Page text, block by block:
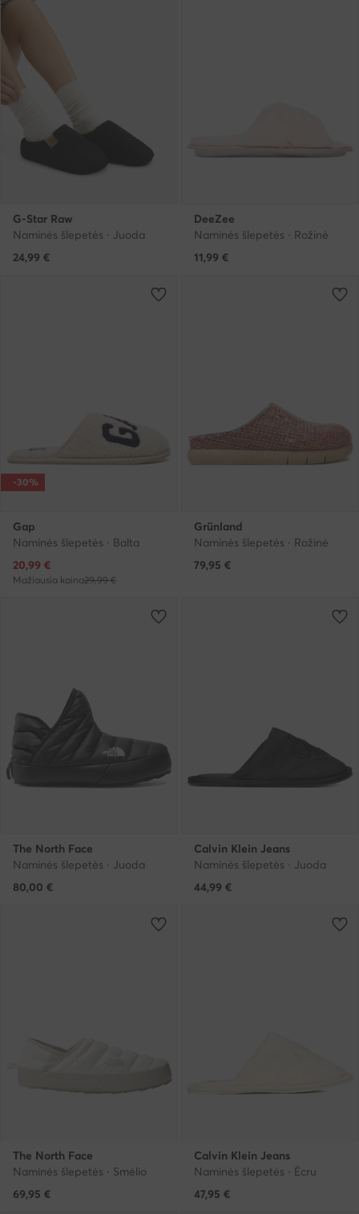
G-Star Raw
Naminės šlepetės · Juoda
24,99 €
DeeZee
Naminės šlepetės · Rožinė
11,99 €
-30%
Gap
Naminės šlepetės · Balta
Dabartinė kaina
20,99 €
Mažiausia kaina29,99 €
Grünland
Naminės šlepetės · Rožinė
79,95 €
The North Face
Naminės šlepetės · Juoda
80,00 €
Calvin Klein Jeans
Naminės šlepetės · Juoda
44,99 €
The North Face
Naminės šlepetės · Smėlio
69,95 €
Calvin Klein Jeans
Naminės šlepetės · Écru
47,95 €